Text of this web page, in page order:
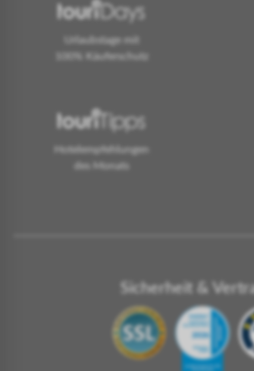
Urlaubstage mit
100% Käuferschutz
Hotelempfehlungen
des Monats
Sicherheit &